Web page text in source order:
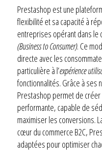
Prestashop est une
flexibilité et sa capacité à
entreprises opérant dans le
(Business to Consumer). Ce
directe avec les
particulière à l’expérience
fonctionnalités. Grâce à ses
Prestashop permet de
performante, capable de
maximiser les conversions.
cœur du commerce B2C,
adaptées pour optimiser